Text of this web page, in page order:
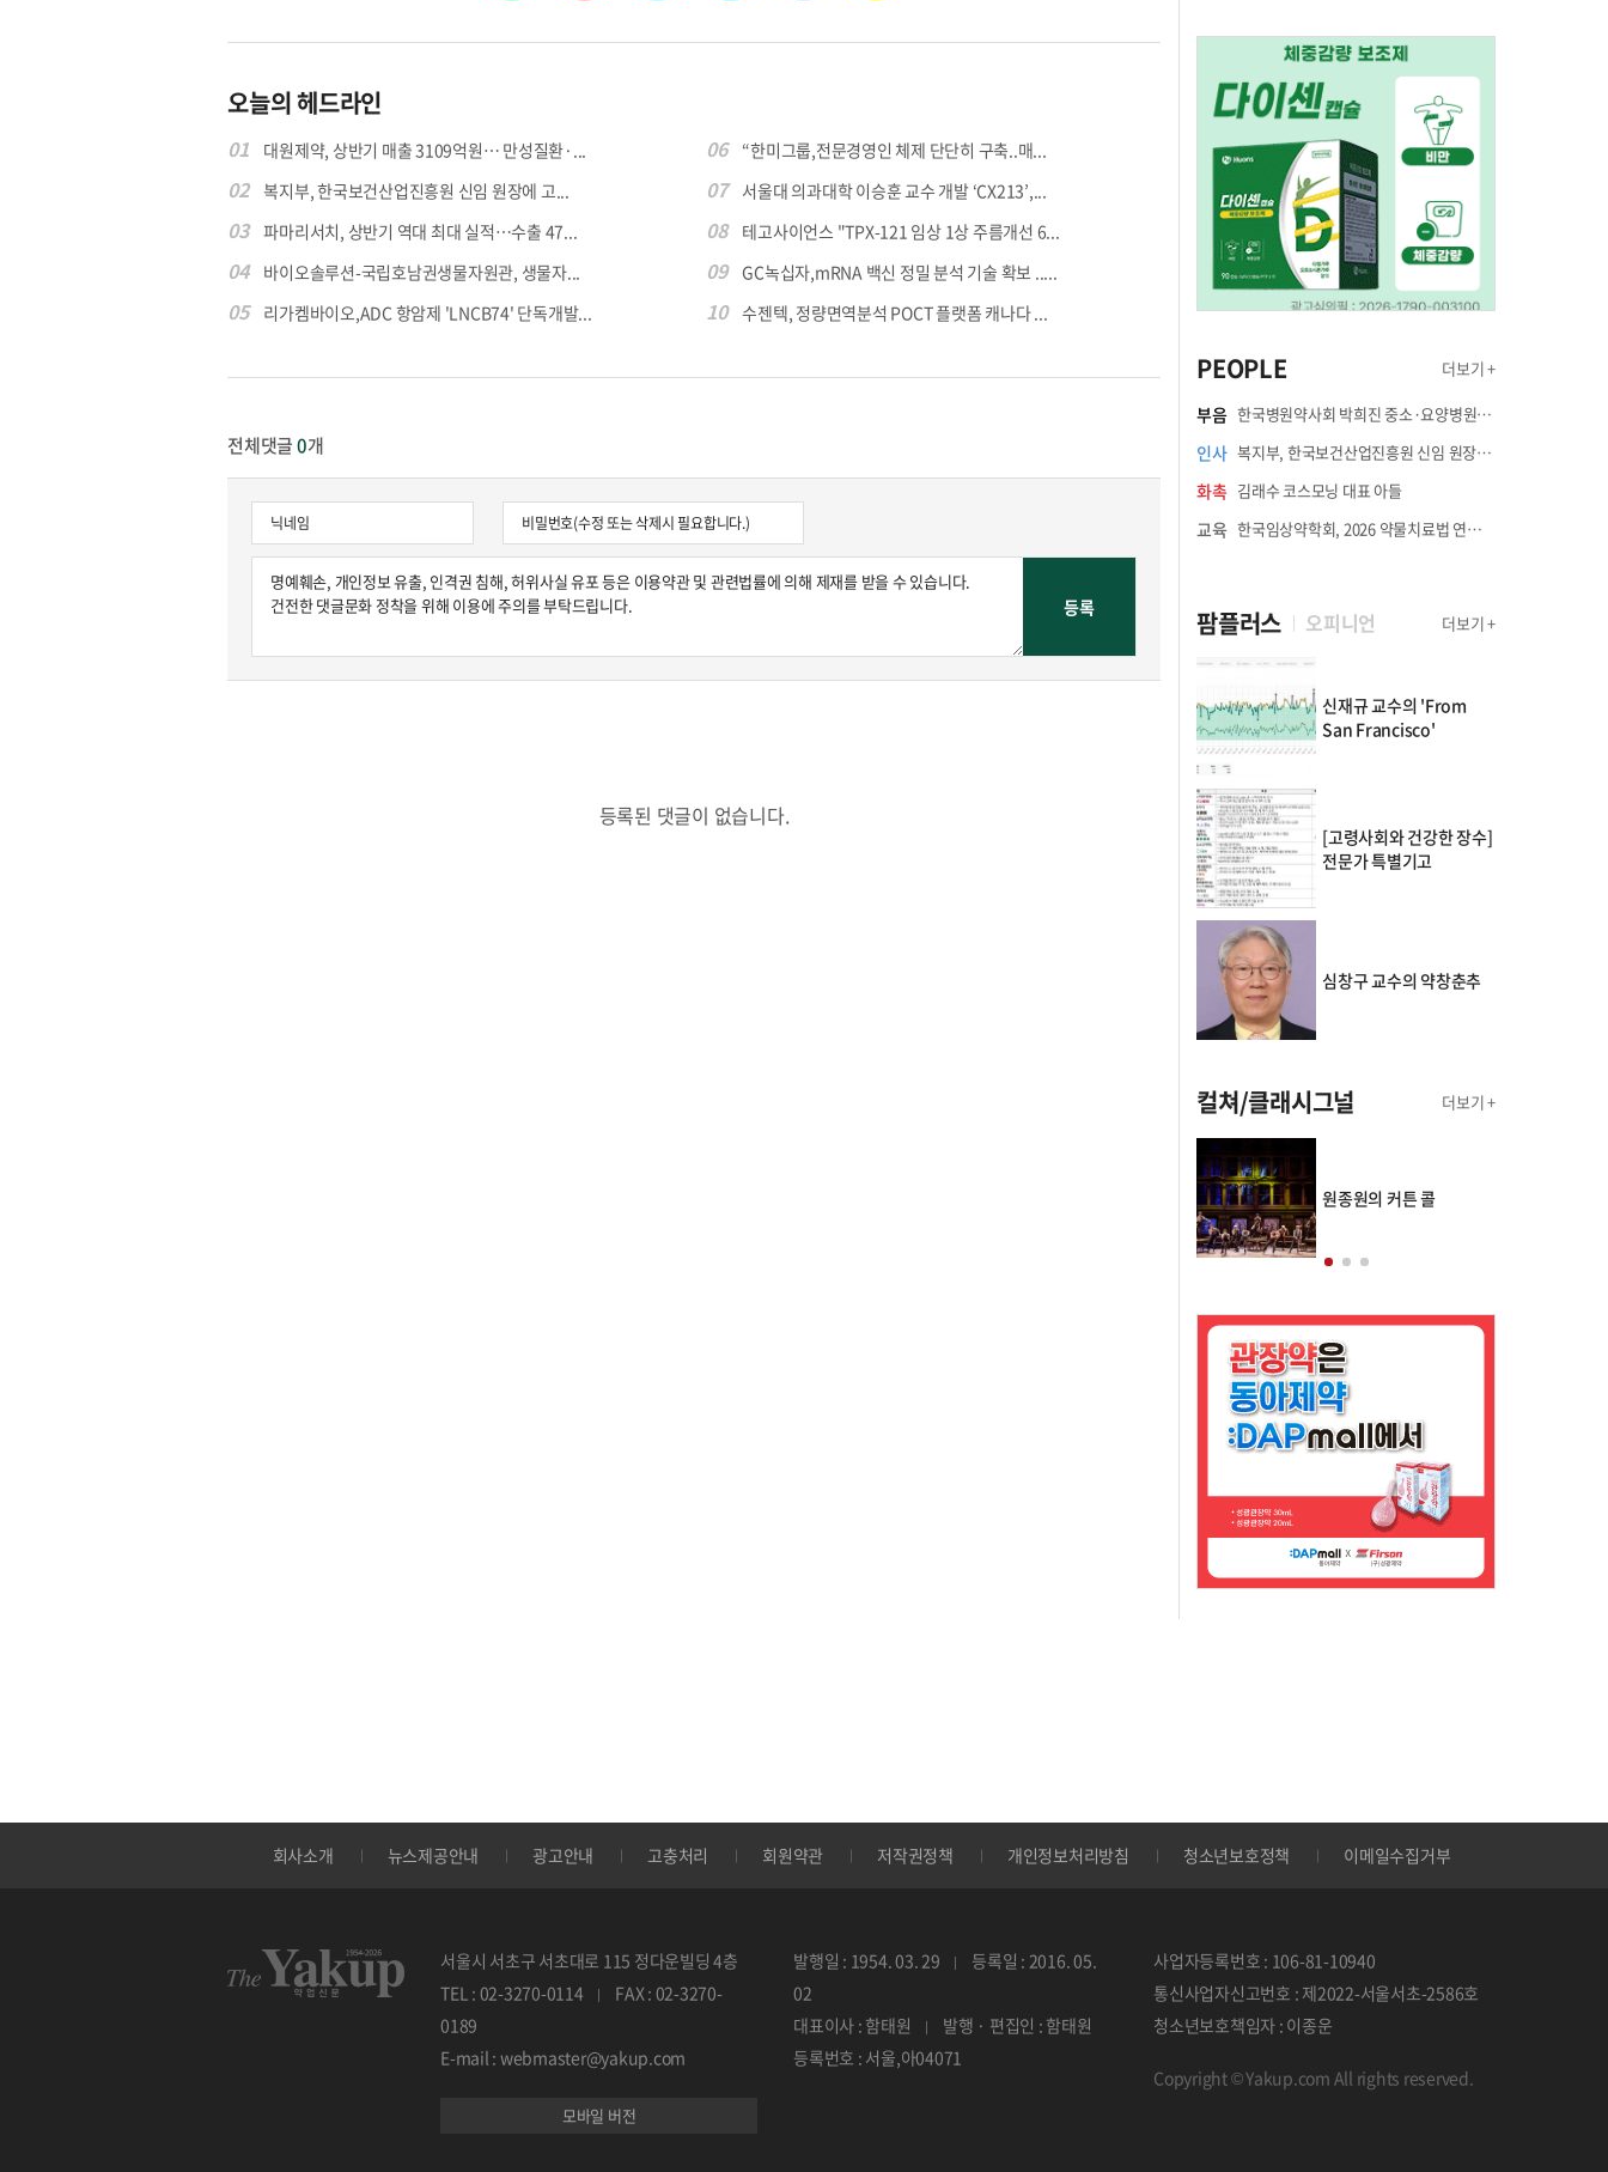
오늘의 헤드라인
01 대원제약, 상반기 매출 3109억원… 만성질환·...
02 복지부, 한국보건산업진흥원 신임 원장에 고...
03 파마리서치, 상반기 역대 최대 실적…수출 47...
04 바이오솔루션-국립호남권생물자원관, 생물자...
05 리가켐바이오,ADC 항암제 'LNCB74' 단독개발...
06 “한미그룹,전문경영인 체제 단단히 구축..매...
07 서울대 의과대학 이승훈 교수 개발 ‘CX213’,...
08 테고사이언스 "TPX-121 임상 1상 주름개선 6...
09 GC녹십자,mRNA 백신 정밀 분석 기술 확보 .....
10 수젠텍, 정량면역분석 POCT 플랫폼 캐나다 ...
전체댓글0개
등록된 댓글이 없습니다.
PEOPLE 더보기 +
부음 한국병원약사회 박희진 중소·요양병원이사(충청북도 청주의료원 약제팀장) 부친상
인사 복지부, 한국보건산업진흥원 신임 원장에 고상백 교수 임명
화촉 김래수 코스모닝 대표 아들
교육 한국임상약학회, 2026 약물치료법 연수강좌 8월 21일 개최
팜플러스 오피니언 더보기 +
신재규 교수의 'From
San Francisco'
[고령사회와 건강한 장수]
전문가 특별기고
심창구 교수의 약창춘추
컬쳐/클래시그널 더보기 +
원종원의 커튼 콜
회사소개 뉴스제공안내 광고안내 고충처리 회원약관 저작권정책 개인정보처리방침 청소년보호정책 이메일수집거부
서울시 서초구 서초대로 115 정다운빌딩 4층
TEL : 02-3270-0114
FAX : 02-3270-
0189
E-mail : webmaster@yakup.com
모바일 버전
발행일 : 1954. 03. 29
등록일 : 2016. 05.
02
대표이사 : 함태원
발행 · 편집인 : 함태원
등록번호 : 서울,아04071
사업자등록번호 : 106-81-10940
통신사업자신고번호 : 제2022-서울서초-2586호
청소년보호책임자 : 이종운
Copyright © Yakup.com All rights reserved.